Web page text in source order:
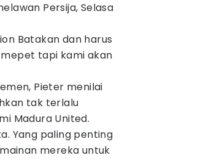
Persija, Selasa
Batakan dan harus
tapi kami akan
Pieter menilai
tak terlalu
Madura United.
Yang paling penting
mereka untuk